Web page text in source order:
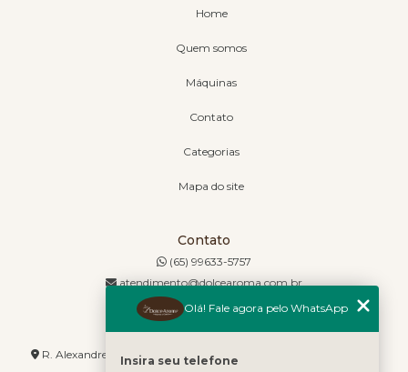
Home
Quem somos
Máquinas
Contato
Categorias
Mapa do site
Contato
(65) 99633-5757
atendimento@dolcearoma.com.br
Endereço
R. Alexandre de Barros, 1730 - Jordão - Cuiabá - MT - 78085-636
Olá! Fale agora pelo WhatsApp
Insira seu telefone